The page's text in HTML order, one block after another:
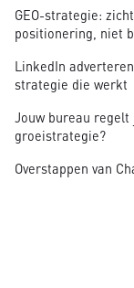
GEO-strategie:
positionering, niet
LinkedIn
strategie die werkt
Jouw bureau
groeistrategie?
Overstappen van